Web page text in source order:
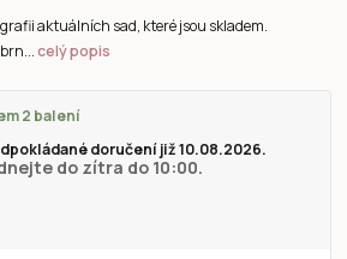
aktuálních sad, které jsou skladem.
celý popis
2 balení
doručení již 10.08.2026.
do zítra do 10:00.